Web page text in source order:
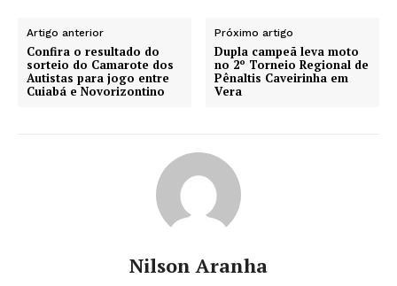
Artigo anterior
Confira o resultado do
sorteio do Camarote dos
Autistas para jogo entre
Cuiabá e Novorizontino
Próximo artigo
Dupla campeã leva moto
no 2º Torneio Regional de
Pênaltis Caveirinha em
Vera
Nilson Aranha